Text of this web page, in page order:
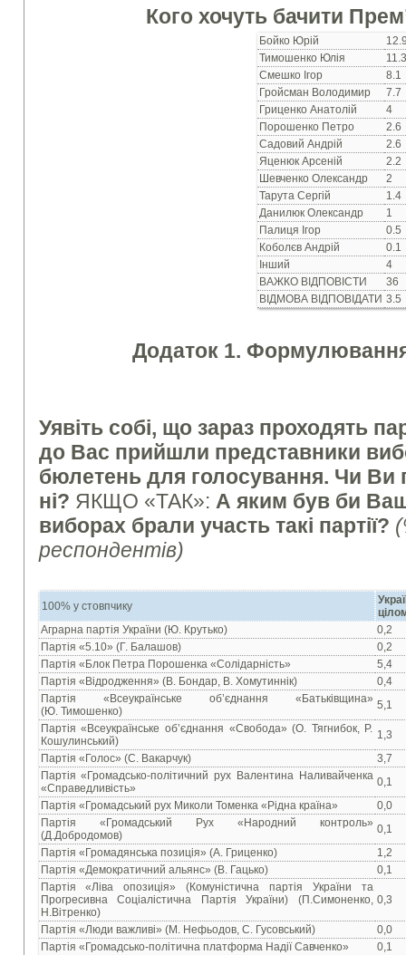
Кого хочуть бачити
Бойко Юрій
Тимошенко Юлія
11.3
Смешко Ігор
8.1
Гройсман Володимир
7.7
Гриценко Анатолій
4
Порошенко Петро
2.6
Садовий Андрій
2.6
Яценюк Арсеній
2.2
Шевченко Олександр
2
Тарута Сергій
1.4
Данилюк Олександр
1
Палиця Ігор
0.5
Коболєв Андрій
0.1
Інший
4
ВАЖКО ВІДПОВІСТИ
36
ВІДМОВА ВІДПОВІДАТИ 3.5
Додаток 1.
Уявіть собі, що зараз проходять
до Вас прийшли представники
бюлетень для голосування. Чи Ви
ні? ЯКЩО «ТАК»: А яким був би
виборах брали участь такі партії?
респондентів)
100% у стовпчику
Аграрна партія України (Ю. Крутько)
0,2
Партія «5.10» (Г. Балашов)
0,2
Партія «Блок Петра Порошенка «Солідарність»
5,4
Партія «Відродження» (В. Бондар, В. Хомутиннік)
0,4
Партія «Всеукраїнське об’єднання «Батьківщина»
(Ю. Тимошенко)
5,1
Партія «Всеукраїнське об’єднання «Свобода» (О. Тягнибок, Р.
Кошулинський)
1,3
Партія «Голос» (С. Вакарчук)
3,7
Партія «Громадсько-політичний рух Валентина Наливайченка
«Справедливість»
0,1
Партія «Громадський рух Миколи Томенка «Рідна країна»
0,0
Партія «Громадський Рух «Народний контроль»
(Д.Добродомов)
0,1
Партія «Громадянська позиція» (А. Гриценко)
1,2
Партія «Демократичний альянс» (В. Гацько)
0,1
Партія «Ліва опозиція» (Комуністична партія України та
Прогресивна Соціалістична Партія України) (П.Симоненко,
Н.Вітренко)
0,3
Партія «Люди важливі» (М. Нефьодов, С. Гусовський)
0,0
Партія «Громадсько-політична платформа Надії Савченко»
0,1